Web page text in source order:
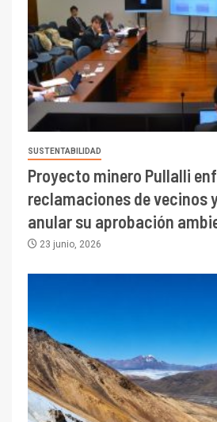
SUSTENTABILIDAD
Proyecto minero Pullalli
reclamaciones de vecinos
anular su aprobación
23 junio, 2026
3
PIB minero
crecimiento
Central
dispares en